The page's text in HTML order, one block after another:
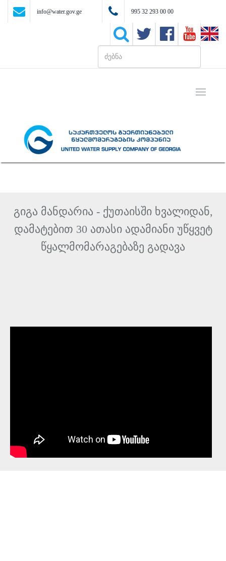
info@water.gov.ge 995 32 293 00 00
Toggle
გიგა მანდარია - ქუთაისში ხვალიდან,
დამატებით 30 ათასი ადამიანი უწყვეტ
წყალმომარაგებაზე გადავა